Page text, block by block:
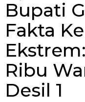
Bupati
Fakta
Ribu
Desil 1